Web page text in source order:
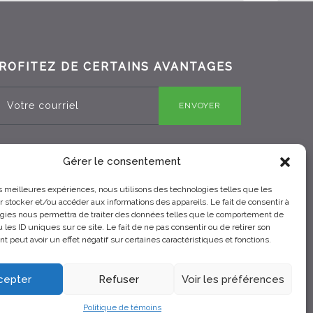
Gérer le consentement
meilleures expériences, nous utilisons des technologies telles que les
stocker et/ou accéder aux informations des appareils. Le fait de consentir à
nous permettra de traiter des données telles que le comportement de
les ID uniques sur ce site. Le fait de ne pas consentir ou de retirer son
peut avoir un effet négatif sur certaines caractéristiques et fonctions.
Refuser Voir les préférences
Politique de témoins
DE CERTAINS AVANTAGES
ENVOYER